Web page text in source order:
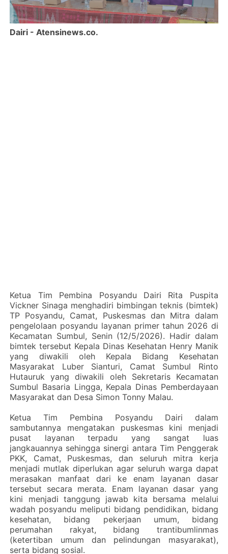
Dairi - Atensinews.co.
‎Ketua Tim Pembina Posyandu Dairi Rita Puspita
Vickner Sinaga menghadiri bimbingan teknis (bimtek)
TP Posyandu, Camat, Puskesmas dan Mitra dalam
pengelolaan posyandu layanan primer tahun 2026 di
Kecamatan Sumbul, Senin (12/5/2026). Hadir dalam
bimtek tersebut Kepala Dinas Kesehatan Henry Manik
yang diwakili oleh Kepala Bidang Kesehatan
Masyarakat Luber Sianturi, Camat Sumbul Rinto
Hutauruk yang diwakili oleh Sekretaris Kecamatan
Sumbul Basaria Lingga, Kepala Dinas Pemberdayaan
Masyarakat dan Desa Simon Tonny Malau.
‎Ketua Tim Pembina Posyandu Dairi dalam
sambutannya mengatakan puskesmas kini menjadi
pusat layanan terpadu yang sangat luas
jangkauannya sehingga sinergi antara Tim Penggerak
PKK, Camat, Puskesmas, dan seluruh mitra kerja
menjadi mutlak diperlukan agar seluruh warga dapat
merasakan manfaat dari ke enam layanan dasar
tersebut secara merata. Enam layanan dasar yang
kini menjadi tanggung jawab kita bersama melalui
wadah posyandu meliputi bidang pendidikan, bidang
kesehatan, bidang pekerjaan umum, bidang
perumahan rakyat, bidang trantibumlinmas
(ketertiban umum dan pelindungan masyarakat),
serta bidang sosial.